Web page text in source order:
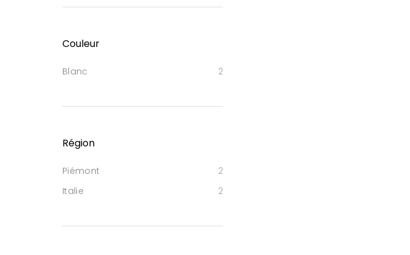
Couleur
Blanc 2
Région
Piémont
2
Italie
2